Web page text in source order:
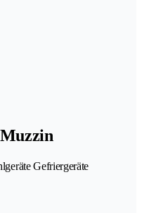
Gefriergeräte